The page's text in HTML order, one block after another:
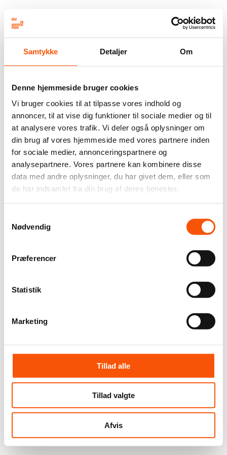
Samtykke Detaljer Om
Denne hjemmeside bruger cookies
Vi bruger cookies til at tilpasse vores indhold og
annoncer, til at vise dig funktioner til sociale medier og til
at analysere vores trafik. Vi deler også oplysninger om
din brug af vores hjemmeside med vores partnere inden
for sociale medier, annonceringspartnere og
analysepartnere. Vores partnere kan kombinere disse
data med andre oplysninger, du har givet dem, eller som
de har indsamlet fra din brug af deres tjenester.
Nødvendig
Præferencer
Statistik
Marketing
Tillad alle
Tillad valgte
Afvis